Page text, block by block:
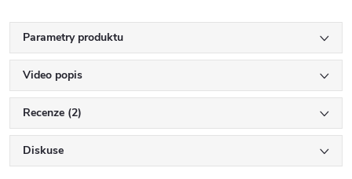
Parametry produktu
Video popis
Recenze (2)
Diskuse